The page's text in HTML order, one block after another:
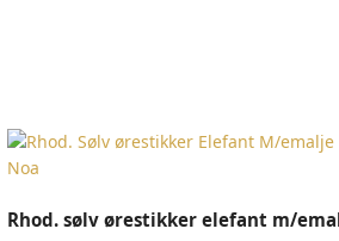
Rhod. sølv ørestikker elefant m/